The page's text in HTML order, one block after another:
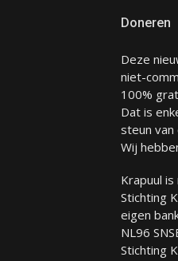
Doneren
Deze
niet-
100%
Dat is
steun van
Wij
Krapuul
Stichting
eigen
NL96
Stichting